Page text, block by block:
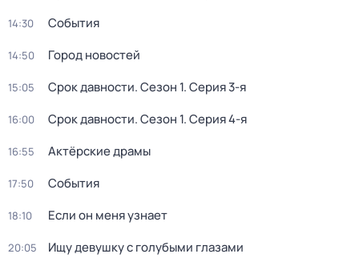
14:30 События
14:50 Город новостей
15:05 Срок давности. Сезон 1. Серия 3-я
16:00 Срок давности. Сезон 1. Серия 4-я
16:55 Актёрские драмы
17:50 События
18:10 Если он меня узнает
20:05 Ищу девушку с голубыми глазами